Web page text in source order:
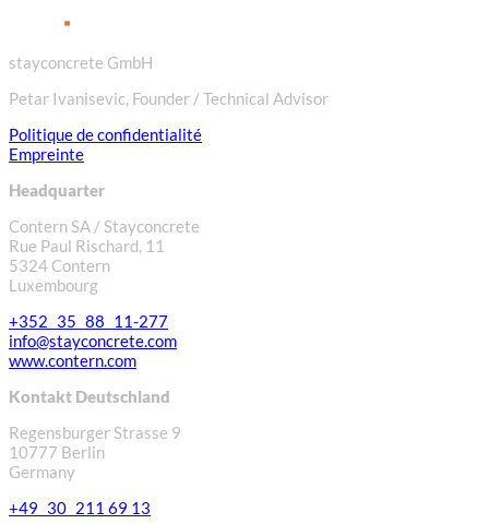
stayconcrete GmbH
Petar Ivanisevic, Founder / Technical Advisor
Politique de confidentialité
Empreinte
Headquarter
Contern SA / Stayconcrete
Rue Paul Rischard, 11
5324 Contern
Luxembourg
+352 35 88 11-277
info@stayconcrete.com
www.contern.com
Kontakt Deutschland
Regensburger Strasse 9
10777 Berlin
Germany
+49 30 211 69 13